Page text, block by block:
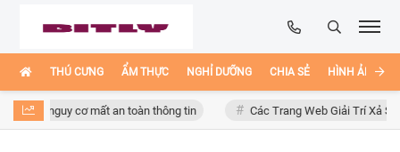
THÚ CƯNG ẨM THỰC NGHỈ DƯỠNG CHIA SẺ HÌNH ẢNH
cơ mất an toàn thông tin Các Trang Web Giải Trí Xả Stress